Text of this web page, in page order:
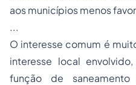
aos municípios menos
...
O interesse comum é
interesse local
função de